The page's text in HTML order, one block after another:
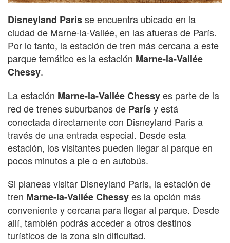
Disneyland Parisse encuentra ubicado en la
ciudad de Marne-la-Vallée, en las afueras de París.
Por lo tanto, la estación de tren más cercana a este
parque temático es la estación Marne-la-Vallée
Chessy.
La estación Marne-la-Vallée Chessyes parte de la
red de trenes suburbanos de Parísy está
conectada directamente con Disneyland Paris a
través de una entrada especial. Desde esta
estación, los visitantes pueden llegar al parque en
pocos minutos a pie o en autobús.
Si planeas visitar Disneyland Paris, la estación de
tren Marne-la-Vallée Chessyes la opción más
conveniente y cercana para llegar al parque. Desde
allí, también podrás acceder a otros destinos
turísticos de la zona sin dificultad.